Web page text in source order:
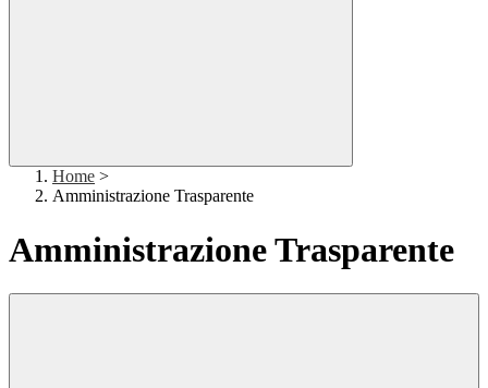
Home >
Amministrazione Trasparente
Amministrazione Trasparente